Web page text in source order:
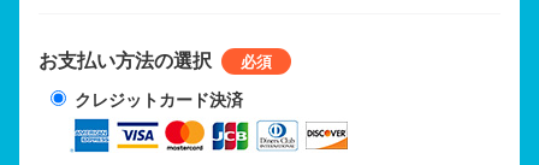
お支払い方法の選択
クレジットカード決済